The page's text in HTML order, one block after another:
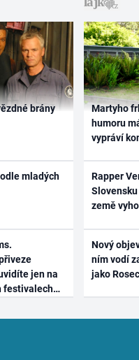
brány
mladých
jen na
festivalech
Martyho
humoru
vypráví
Rapper
země
Nový
ním vodí
jako